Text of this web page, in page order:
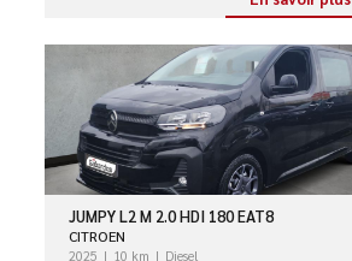
JUMPY L2 M 2.0 HDI 180 EAT8
CITROEN
2025 10 km
Diesel